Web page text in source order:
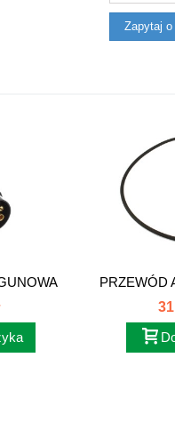
Zapytaj o
PRZEWÓD